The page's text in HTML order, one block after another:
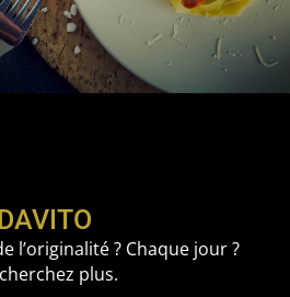
l’originalité ? Chaque jour ?
plus.